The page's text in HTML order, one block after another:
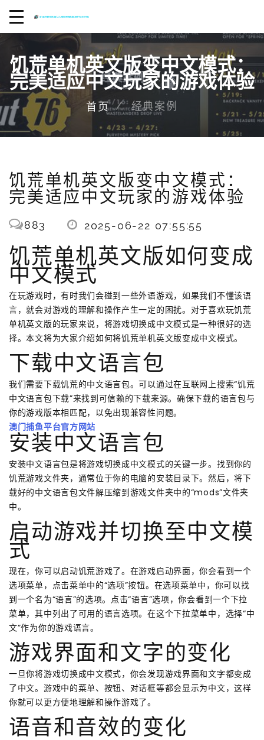
饥荒单机英文版变中文模式：
完美适应中文玩家的游戏体验
首页 经典案例
饥荒单机英文版变中文模式：
完美适应中文玩家的游戏体验
883 2025-06-22 07:55:55
饥荒单机英文版如何变成
中文模式
在玩游戏时，有时我们会碰到一些外语游戏，如果我们不懂该语
言，就会对游戏的理解和操作产生一定的困扰。对于喜欢玩饥荒
单机英文版的玩家来说，将游戏切换成中文模式是一种很好的选
择。本文将为大家介绍如何将饥荒单机英文版变成中文模式。
下载中文语言包
我们需要下载饥荒的中文语言包。可以通过在互联网上搜索“饥荒
中文语言包下载”来找到可信赖的下载来源。确保下载的语言包与
你的游戏版本相匹配，以免出现兼容性问题。
澳门捕鱼平台官方网站
安装中文语言包
安装中文语言包是将游戏切换成中文模式的关键一步。找到你的
饥荒游戏文件夹，通常位于你的电脑的安装目录下。然后，将下
载好的中文语言包文件解压缩到游戏文件夹中的“mods”文件夹
中。
启动游戏并切换至中文模
式
现在，你可以启动饥荒游戏了。在游戏启动界面，你会看到一个
选项菜单，点击菜单中的“选项”按钮。在选项菜单中，你可以找
到一个名为“语言”的选项。点击“语言”选项，你会看到一个下拉
菜单，其中列出了可用的语言选项。在这个下拉菜单中，选择“中
文”作为你的游戏语言。
游戏界面和文字的变化
一旦你将游戏切换成中文模式，你会发现游戏界面和文字都变成
了中文。游戏中的菜单、按钮、对话框等都会显示为中文，这样
你就可以更方便地理解和操作游戏了。
语音和音效的变化